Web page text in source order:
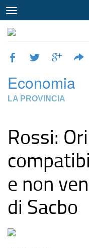
Economia
LA PROVINCIA
Rossi:
e non
di Sacbo